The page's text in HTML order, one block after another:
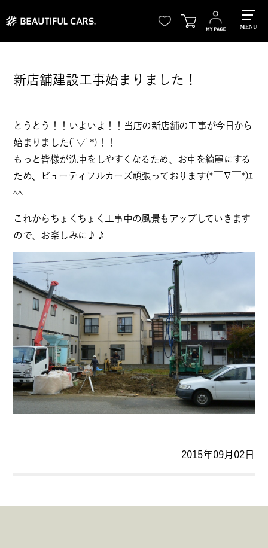
MENU
新店舗建設工事始まりました！
とうとう！！いよいよ！！当店の新店舗の工事が今日から
始まりました(ﾟ▽ﾟ*)！！
もっと皆様が洗車をしやすくなるため、お車を綺麗にする
ため、ビューティフルカーズ頑張っております(*￣∇￣*)ｴ
ﾍﾍ
これからちょくちょく工事中の風景もアップしていきます
ので、お楽しみに♪♪
2015年09月02日